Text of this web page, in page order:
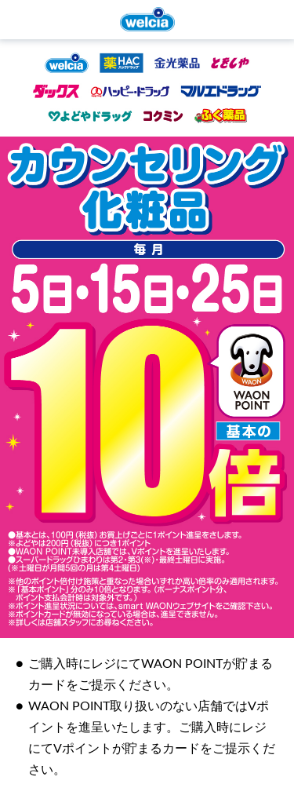
ご購入時にレジにてWAON POINTが貯まる
カードをご提示ください。
WAON POINT取り扱いのない店舗ではVポ
イントを進呈いたします。ご購入時にレジ
にてVポイントが貯まるカードをご提示くだ
さい。